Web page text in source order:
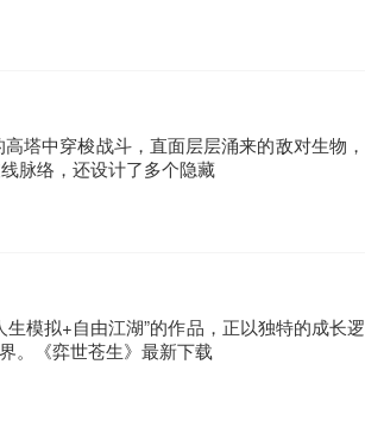
塔中穿梭战斗，直面层层涌来的敌对生物，
脉络，还设计了多个隐藏
模拟+自由江湖”的作品，正以独特的成长逻
。《弈世苍生》最新下载